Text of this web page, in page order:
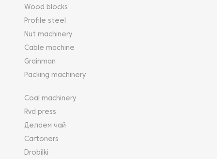
Wood blocks
Profile steel
Nut machinery
Cable machine
Grainman
Packing machinery
Coal machinery
Rvd press
Делаем чай
Cartoners
Drobilki